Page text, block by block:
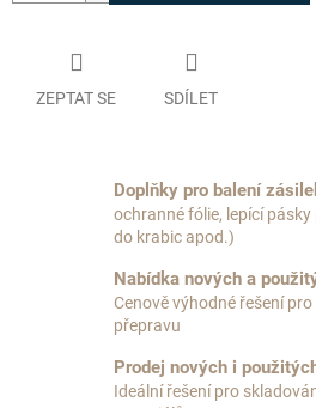
ZEPTAT SE SDÍLET
Doplňky pro balení
ochranné fólie, lepící
do krabic apod.)
Nabídka nových a
Cenově výhodné řešení
přepravu
Prodej nových i
Ideální řešení pro